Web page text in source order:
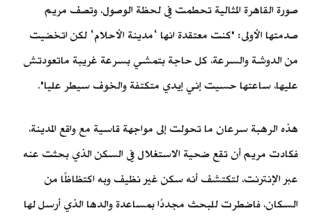
صورة القاهرة المثالية تحطمت في لحظة الوصول، وتصف مريم
صدمتها الأولى: "كنت معتقدة انها ‘مدينة الأحلام‘ لكن اتخضيت
من الدوشة والسرعة، كل حاجة بتمشي بسرعة غريبة ماتعودتش
عليها، ساعتها حسيت إني إيدي متكتفة والخوف سيطر عليا".
هذه الرهبة سرعان ما تحولت إلى مواجهة قاسية مع واقع المدينة،
فكادت مريم أن تقع ضحية الاستغلال في السكن الذي بحثت عنه
عبر الإنترنت، لتكتشف أنه سكن غير نظيف وبه اكتظاظًا من
السكان، فاضطرت للبحث مجددًا بمساعدة والدها الذي أرسل لها